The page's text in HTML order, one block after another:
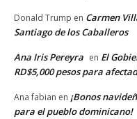
Donald Trump en Carmen
Santiago de los Caballeros
Ana Iris Pereyra en El
RD$5,000 pesos para
Ana fabian en ¡Bonos
para el pueblo dominicano!